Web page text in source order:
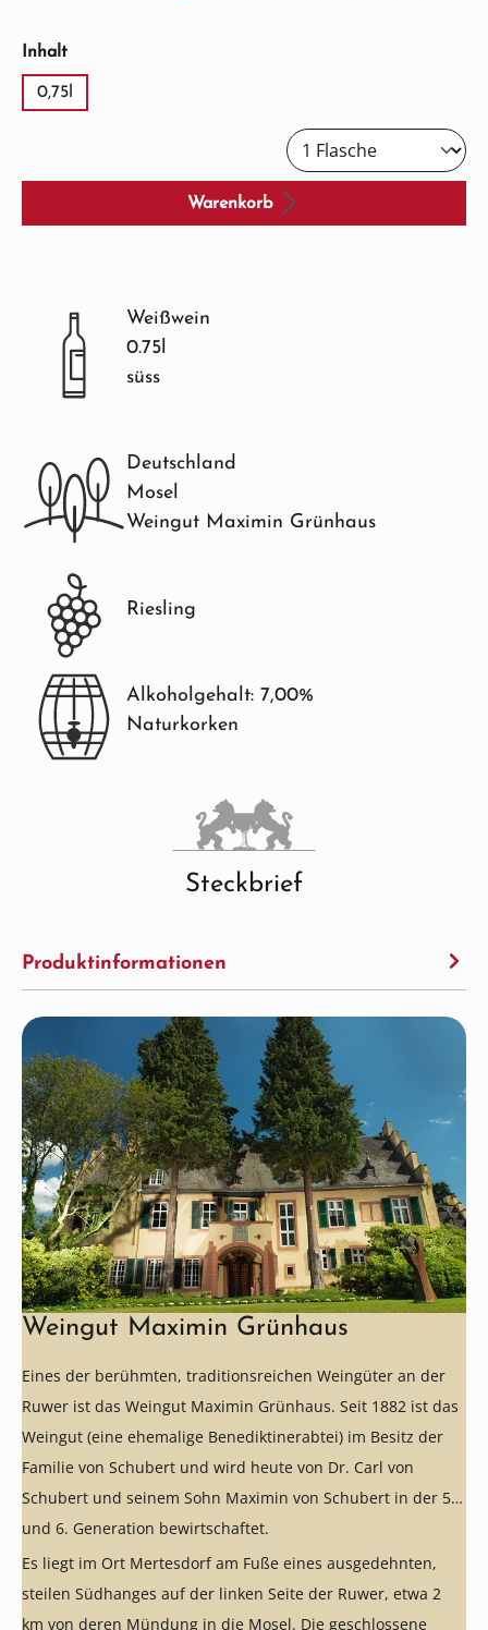
Inhaltauswählen
0,75l
Warenkorb
Weißwein
0.75l
süss
Deutschland
Mosel
Weingut Maximin Grünhaus
Riesling
Alkoholgehalt: 7,00%
Naturkorken
Steckbrief
Produktinformationen
Weingut Maximin Grünhaus
Eines der berühmten, traditionsreichen Weingüter an der
Ruwer ist das Weingut Maximin Grünhaus. Seit 1882 ist das
Weingut (eine ehemalige Benediktinerabtei) im Besitz der
Familie von Schubert und wird heute von Dr. Carl von
Schubert und seinem Sohn Maximin von Schubert in der 5.
und 6. Generation bewirtschaftet.
Es liegt im Ort Mertesdorf am Fuße eines ausgedehnten,
steilen Südhanges auf der linken Seite der Ruwer, etwa 2
km von deren Mündung in die Mosel. Die geschlossene